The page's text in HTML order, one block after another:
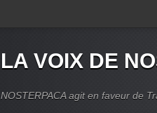
LA VOIX DE
NOSTERPACA agit en faveur de